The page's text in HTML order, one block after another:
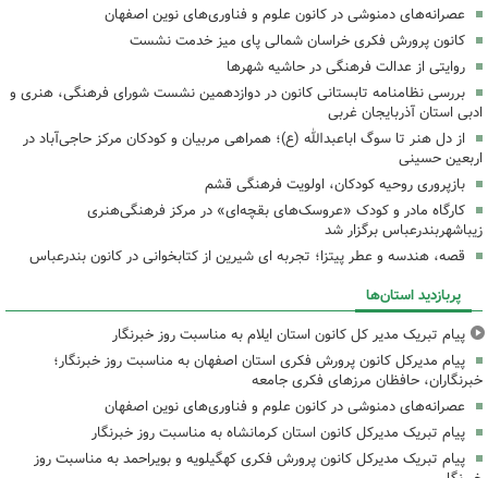
عصرانه‌های دمنوشی در کانون علوم و فناوری‌های نوین اصفهان
کانون پرورش فکری خراسان شمالی پای میز خدمت نشست
روایتی از عدالت فرهنگی در حاشیه شهرها
بررسی نظامنامه تابستانی کانون در دوازدهمین نشست شورای فرهنگی، هنری و
ادبی استان آذربایجان غربی
از دل هنر تا سوگ اباعبدالله (ع)؛ همراهی مربیان و کودکان مرکز حاجی‌آباد در
اربعین حسینی
بازپروری روحیه کودکان، اولویت فرهنگی قشم
کارگاه مادر و کودک «عروسک‌های بقچه‌ای» در مرکز فرهنگی‌هنری
زیباشهربندرعباس برگزار شد
قصه، هندسه و عطر پیتزا؛ تجربه ای شیرین از کتابخوانی در کانون بندرعباس
پربازدید استان‌ها
پیام تبریک مدیر کل کانون استان ایلام به مناسبت روز خبرنگار
پیام مدیرکل کانون پرورش فکری استان اصفهان به مناسبت روز خبرنگار؛
خبرنگاران، حافظان مرزهای فکری جامعه
عصرانه‌های دمنوشی در کانون علوم و فناوری‌های نوین اصفهان
پیام تبریک مدیرکل کانون استان کرمانشاه به مناسبت روز خبرنگار
پیام تبریک مدیرکل کانون پرورش فکری کهگیلویه و بویراحمد به مناسبت روز